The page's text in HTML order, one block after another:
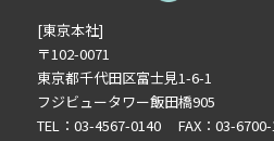
2025年8月の記事一覧(2)
2025年7月の記事一覧(3)
2025年6月の記事一覧(3)
2025年4月の記事一覧(1)
[東京本社]
〒102-0071
東京都千代田区富士見1-6-1
フジビュータワー飯田橋905
TEL：03-4567-0140 FAX：03-